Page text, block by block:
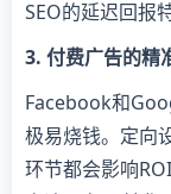
SEO的延迟回报
​3. 付费广告的精
Facebook和
极易烧钱。定向
环节都会影响